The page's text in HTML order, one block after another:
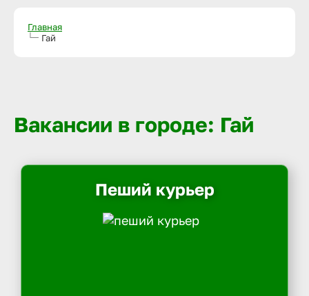
Главная
Гай
Вакансии в городе: Гай
Пеший курьер